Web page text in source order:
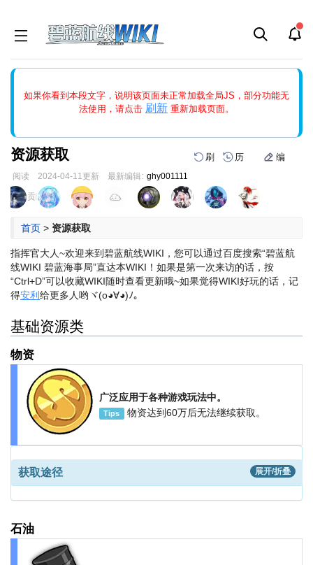
如果你看到本段文字，说明该页面未正常加载全局JS，部分功能无
法使用，请点击 刷新 重新加载页面。
能中的刷新按钮清除页面缓存并刷新，如果还有问题，请多尝试几
资源获取 刷 历 编
阅读 2024-04-11更新 最新编辑: ghy001111
跳
到
跳
到
页面贡献者 :
首页 > 资源获取
指挥官大人~欢迎来到碧蓝航线WIKI，您可以通过百度搜索“碧蓝航
线WIKI 碧蓝海事局”直达本WIKI！ 如果是第一次来访的话，按
“Ctrl+D”可以收藏WIKI随时查看更新哦~如果觉得WIKI好玩的话，记
得安利 给更多人哟ヾ(o◕∀◕)ﾉ。
基础资源类
物资
广泛应用于各种游戏玩法中。
Tips 物资达到60万后无法继续获取。
获取途径 展开/折叠
石油